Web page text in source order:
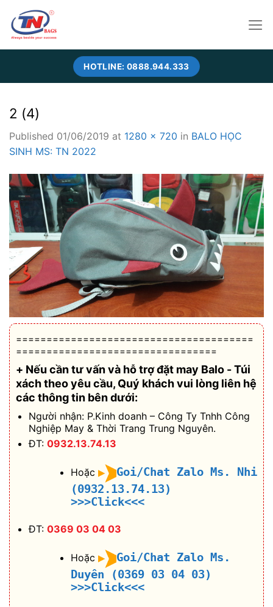
content
HOTLINE: 0888.944.333
2 (4)
Published 01/06/2019 at 1280 × 720 in BALO HỌC
SINH MS: TN 2022
=======================================
=================================
+ Nếu cần tư vấn và hỗ trợđặt may Balo - Túi
xách theo yêu cầu, Quý khách vui lòng liên hệ
các thông tin bên dưới:
Người nhận: P.Kinh doanh – Công Ty Tnhh Công
Nghiệp May & Thời Trang Trung Nguyên.
ĐT: 0932.13.74.13
Hoặc
Goi/Chat Zalo Ms. Nhi
(0932.13.74.13)
>>>Click<<<
ĐT: 0369 03 04 03
Hoặc
Goi/Chat Zalo Ms.
Duyên (0369 03 04 03)
>>>Click<<<